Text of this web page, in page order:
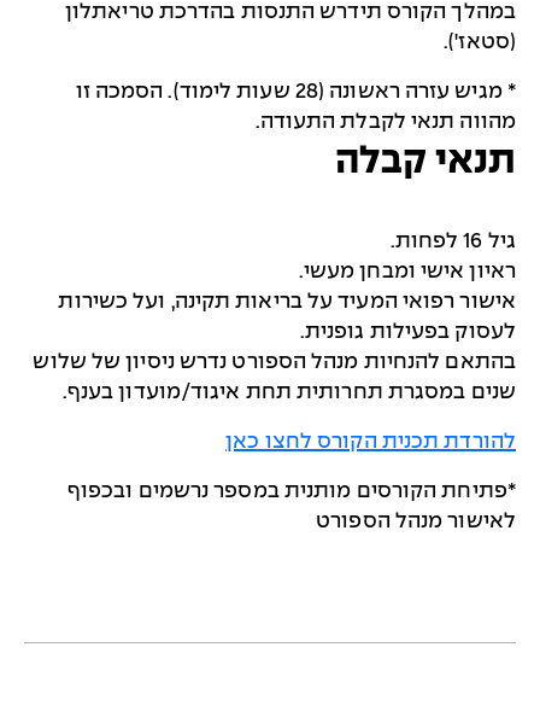
במהלך הקורס תידרש התנסות בהדרכת טריאתלון
(סטאז').
* מגיש עזרה ראשונה (28 שעות לימוד). הסמכה זו
מהווה תנאי לקבלת התעודה.
תנאי קבלה
גיל 16 לפחות.
ראיון אישי ומבחן מעשי.
אישור רפואי המעיד על בריאות תקינה, ועל כשירות
לעסוק בפעילות גופנית.
בהתאם להנחיות מנהל הספורט נדרש ניסיון של שלוש
שנים במסגרת תחרותית תחת איגוד/מועדון בענף.
להורדת תכנית הקורס לחצו כאן
*פתיחת הקורסים מותנית במספר נרשמים ובכפוף
לאישור מנהל הספורט